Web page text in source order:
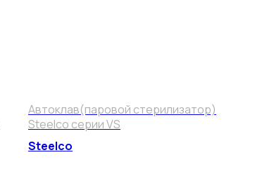
Автоклав(паровой стерилизатор)
Steelco серии VS
Steelco